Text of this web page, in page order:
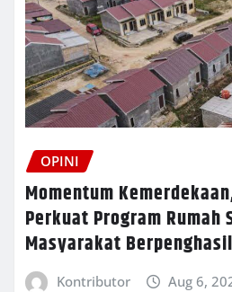
OPINI
Momentum
Perkuat Program Rumah
Masyarakat
Kontributor Aug 6,